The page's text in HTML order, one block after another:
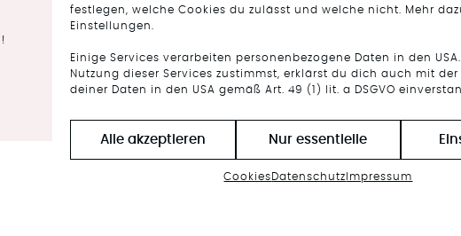
festlegen, welche Cookies du zulässt und welche nicht. Mehr
Einstellungen.
Einige Services verarbeiten personenbezogene Daten in den
Nutzung dieser Services zustimmst, erklärst du dich auch mit
deiner Daten in den USA gemäß Art. 49 (1) lit. a DSGVO
Alle akzeptieren Nur essentielle
CookiesDatenschutz Impressum